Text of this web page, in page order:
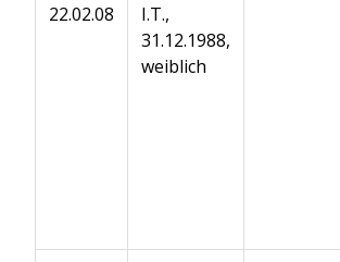
22.02.08
I.T.,
31.12.1988,
weiblich